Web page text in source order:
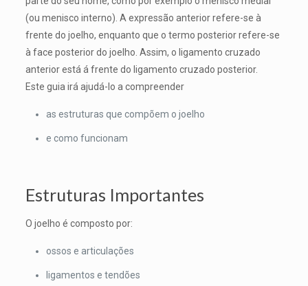
(ou menisco interno). A expressão anterior refere-se à
frente do joelho, enquanto que o termo posterior refere-se
à face posterior do joelho. Assim, o ligamento cruzado
anterior está á frente do ligamento cruzado posterior.
Este guia irá ajudá-lo a compreender
as estruturas que compõem o joelho
e como funcionam
Estruturas Importantes
O joelho é composto por:
ossos e articulações
ligamentos e tendões